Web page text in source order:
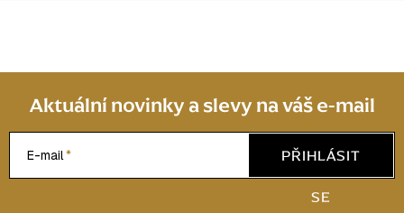
Aktuální novinky a slevy na váš e-mail
E-mail
PŘIHLÁSIT
SE